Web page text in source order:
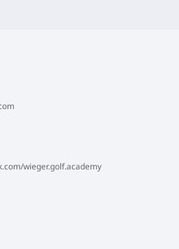
wieger.golf.academy